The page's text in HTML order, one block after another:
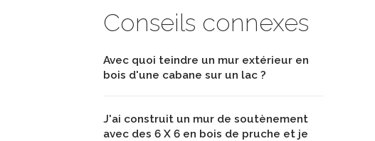
Conseils connexes
Avec quoi teindre un mur extérieur en
bois d'une cabane sur un lac ?
J'ai construit un mur de soutènement
avec des 6 X 6 en bois de pruche et je